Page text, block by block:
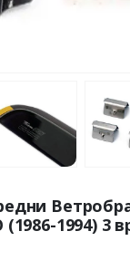
(1986-1994) 3